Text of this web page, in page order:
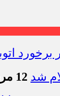
شد 12 مرداد 1405 - 7:42